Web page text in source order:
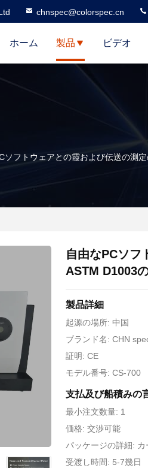
chnspec@colorspec.cn
ホーム 製品 ビデオ
ソフトウェアとの霞および伝送の測
自由なPCソフ
ASTM D1003
製品詳細
起源の場所: 中国
ブランド名: CHN
証明: CE
モデル番号: CS-700
支払及び船積みの
最小注文数量: 1
価格: 交渉可能
パッケージの詳細: カ
受渡し時間: 5-7幾日